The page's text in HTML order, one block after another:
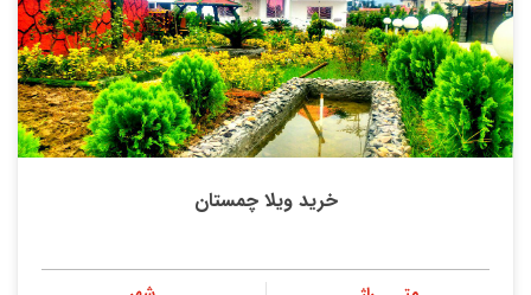
خرید ویلا چمستان